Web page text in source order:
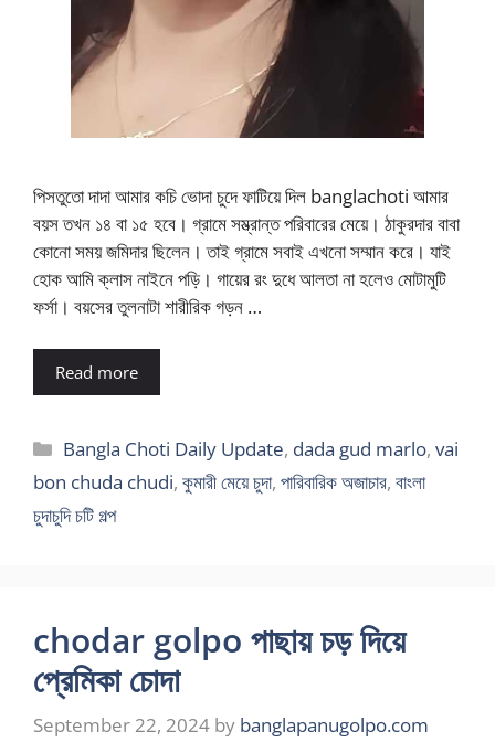
পিসতুতো দাদা আমার কচি ভোদা চুদে ফাটিয়ে দিল banglachoti আমার
বয়স তখন ১৪ বা ১৫ হবে। গ্রামে সম্ভ্রান্ত পরিবারের মেয়ে। ঠাকুরদার বাবা
কোনো সময় জমিদার ছিলেন। তাই গ্রামে সবাই এখনো সম্মান করে। যাই
হোক আমি ক্লাস নাইনে পড়ি। গায়ের রং দুধে আলতা না হলেও মোটামুটি
ফর্সা। বয়সের তুলনাটা শারীরিক গড়ন …
Read more
Categories
Bangla Choti Daily Update, dada gud marlo,vai
bon chuda chudi, কুমারী মেয়ে চুদা, পারিবারিক অজাচার, বাংলা
চুদাচুদি চটি গল্প
chodar golpo পাছায় চড় দিয়ে
প্রেমিকা চোদা
September 22, 2024 by banglapanugolpo.com